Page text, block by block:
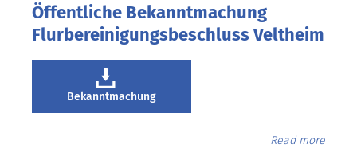
Öffentliche Bekanntmachung
Flurbereinigungsbeschluss Veltheim
Bekanntmachung
Read more